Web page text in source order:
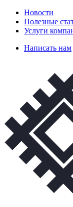
Новости
Полезные
Услуги
Написать нам